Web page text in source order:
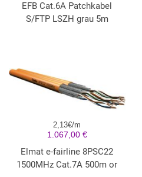
EFB Cat.6A Patchkabel
S/FTP LSZH grau 5m
2,13€/m
1.067,00 €
Elmat e-fairline 8PSC22
1500MHz Cat.7A 500m or